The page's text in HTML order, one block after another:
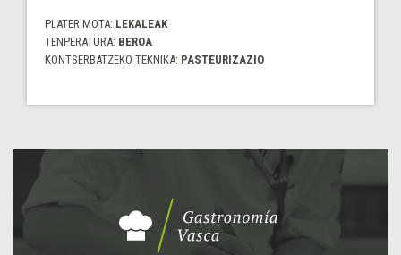
PLATER MOTA: LEKALEAK
TENPERATURA: BEROA
KONTSERBATZEKO TEKNIKA: PASTEURIZAZIO